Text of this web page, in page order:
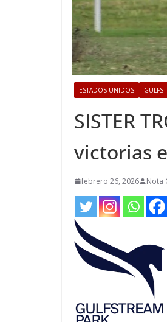
ESTADOS UNIDOS
SISTER
victorias
febrero 26, 2026 Nota